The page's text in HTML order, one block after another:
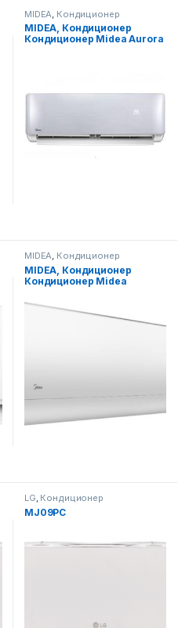
MIDEA Кондиционер
MIDEA, Кондиционер
Кондиционер Midea Aurora
MIDEA, Кондиционер
MIDEA, Кондиционер
Кондиционер Midea
12 Midea
LG, Кондиционер
MJ09PC